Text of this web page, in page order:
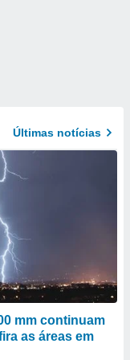
Últimas notícias
mm continuam
as áreas em